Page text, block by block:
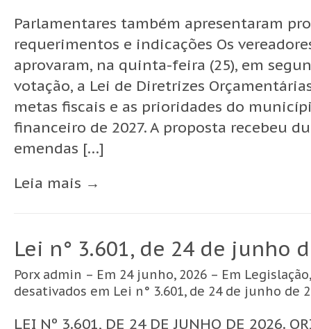
Parlamentares também apresentaram
requerimentos e indicações Os
aprovaram, na quinta-feira (25), em
votação, a Lei de Diretrizes
metas fiscais e as prioridades do
financeiro de 2027. A proposta recebeu
emendas […]
Leia mais →
Lei n° 3.601, de 24 de junho
Porx admin – Em 24 junho, 2026 – Em Legislação
desativados em Lei n° 3.601, de 24 de junho de
LEI Nº 3.601, DE 24 DE JUNHO DE 2026.